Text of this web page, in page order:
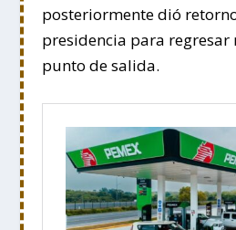
posteriormente dió
presidencia para regresar
punto de salida.